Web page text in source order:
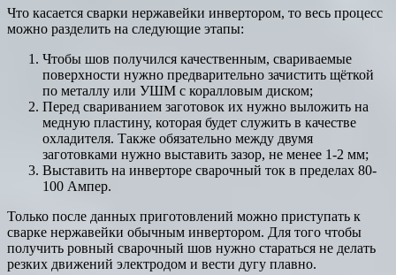
Что касается сварки нержавейки инвертором, то весь процесс
можно разделить на следующие этапы:
Чтобы шов получился качественным, свариваемые
поверхности нужно предварительно зачистить щёткой
по металлу или УШМ с коралловым диском;
Перед свариванием заготовок их нужно выложить на
медную пластину, которая будет служить в качестве
охладителя. Также обязательно между двумя
заготовками нужно выставить зазор, не менее 1-2 мм;
Выставить на инверторе сварочный ток в пределах 80-
100 Ампер.
Только после данных приготовлений можно приступать к
сварке нержавейки обычным инвертором. Для того чтобы
получить ровный сварочный шов нужно стараться не делать
резких движений электродом и вести дугу плавно.